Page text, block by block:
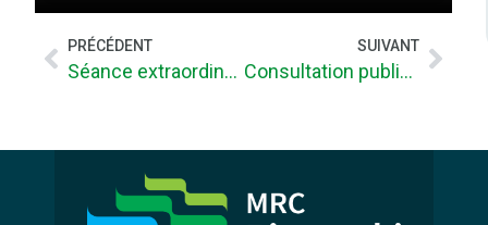
PRÉCÉDENT
Séance extraordinaire du 18-07-2025
SUIVANT
Consultation publique en ligne